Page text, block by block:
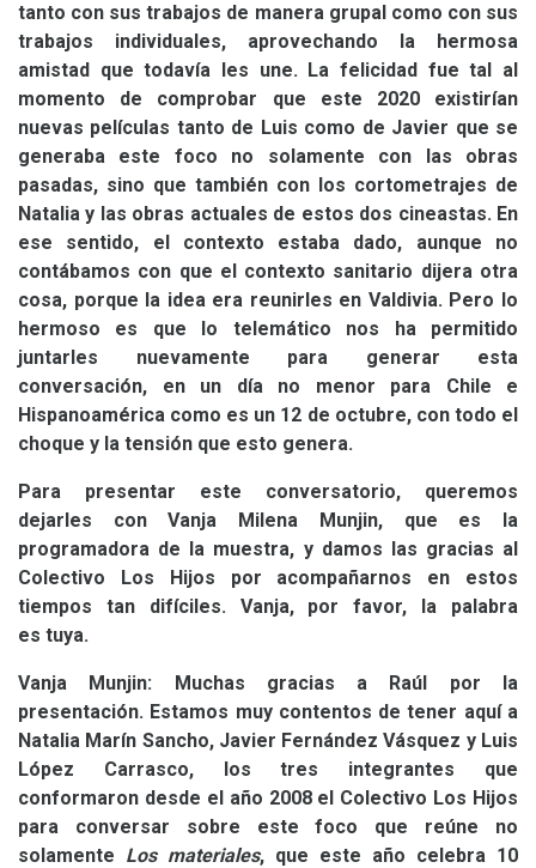
tanto con sus trabajos de manera grupal como con sus
trabajos individuales, aprovechando la hermosa
amistad que todavía les une. La felicidad fue tal al
momento de comprobar que este 2020 existirían
nuevas películas tanto de Luis como de Javier que se
generaba este foco no solamente con las obras
pasadas, sino que también con los cortometrajes de
Natalia y las obras actuales de estos dos cineastas. En
ese sentido, el contexto estaba dado, aunque no
contábamos con que el contexto sanitario dijera otra
cosa, porque la idea era reunirles en Valdivia. Pero lo
hermoso es que lo telemático nos ha permitido
juntarles nuevamente para generar esta
conversación, en un día no menor para Chile e
Hispanoamérica como es un 12 de octubre, con todo el
choque y la tensión que esto genera.
Para presentar este conversatorio, queremos
dejarles con Vanja Milena Munjin, que es la
programadora de la muestra, y damos las gracias al
Colectivo Los Hijos por acompañarnos en estos
tiempos tan difíciles. Vanja, por favor, la palabra
es tuya.
Vanja Munjin: Muchas gracias a Raúl por la
presentación. Estamos muy contentos de tener aquí a
Natalia Marín Sancho, Javier Fernández Vásquez y Luis
López Carrasco, los tres integrantes que
conformaron desde el año 2008 el Colectivo Los Hijos
para conversar sobre este foco que reúne no
solamente Los materiales, que este año celebra 10